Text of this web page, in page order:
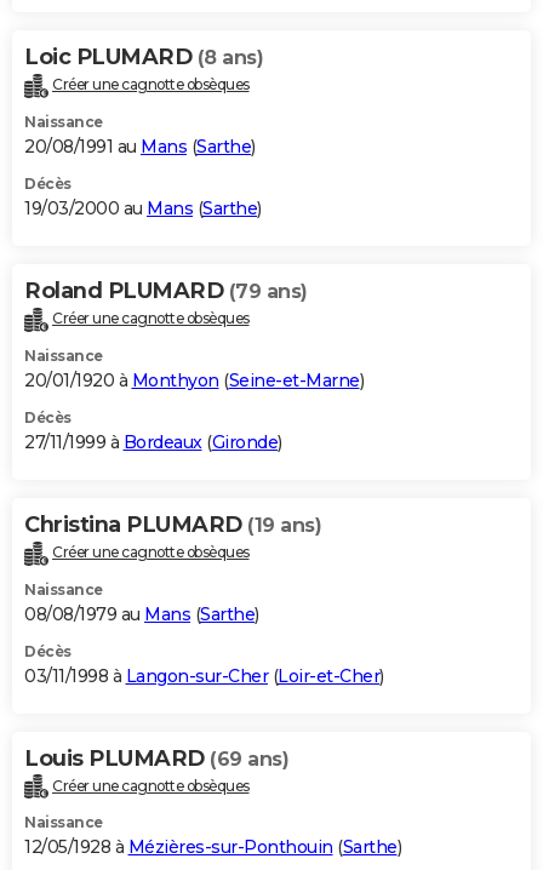
Loic PLUMARD (8 ans)
Créer une cagnotte obsèques
Naissance
20/08/1991 au Mans (Sarthe)
Décès
19/03/2000 au Mans (Sarthe)
Roland PLUMARD (79 ans)
Créer une cagnotte obsèques
Naissance
20/01/1920 à Monthyon (Seine-et-Marne)
Décès
27/11/1999 à Bordeaux(Gironde)
Christina PLUMARD (19 ans)
Créer une cagnotte obsèques
Naissance
08/08/1979 au Mans (Sarthe)
Décès
03/11/1998 à Langon-sur-Cher(Loir-et-Cher)
Louis PLUMARD (69 ans)
Créer une cagnotte obsèques
Naissance
12/05/1928 à Mézières-sur-Ponthouin (Sarthe)